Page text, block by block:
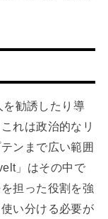
を勧誘したり導
れは政治的なリ
ンまで広い範囲
」はその中で
担った役割を強
い分ける必要が